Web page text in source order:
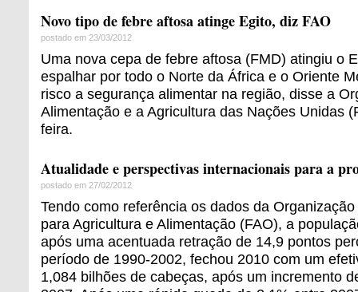
Novo tipo de febre aftosa atinge Egito, diz FAO
postado em 23/03/2012
Uma nova cepa de febre aftosa (FMD) atingiu o
espalhar por todo o Norte da África e o Oriente
risco a segurança alimentar na região, disse a
Alimentação e a Agricultura das Nações Unidas
feira.
Atualidade e perspectivas internacionais para a
postado em 27/02/2012
Tendo como referência os dados da
para Agricultura e Alimentação (FAO), a
após uma acentuada retração de 14,9 pontos
período de 1990-2002, fechou 2010 com um
1,084 bilhões de cabeças, após um incremento